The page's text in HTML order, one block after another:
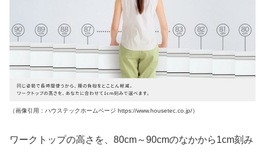
（画像引用：ハウステックホームページ https://www.housetec.co.jp/）
ワークトップの高さを、80cm～90cmのなかから1cm刻み